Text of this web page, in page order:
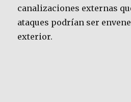
canalizaciones externas
ataques podrían ser
exterior.